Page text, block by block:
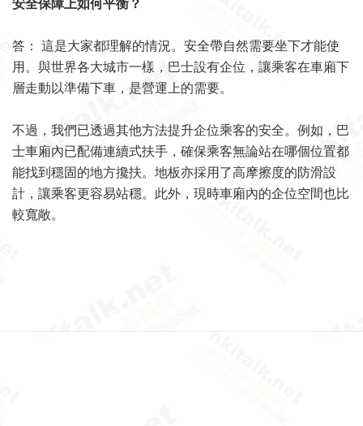
安全保障上如何平衡？
答： 這是大家都理解的情況。安全帶自然需要坐下才能使
用。與世界各大城市一樣，巴士設有企位，讓乘客在車廂下
層走動以準備下車，是營運上的需要。
不過，我們已透過其他方法提升企位乘客的安全。例如，巴
士車廂內已配備連續式扶手，確保乘客無論站在哪個位置都
能找到穩固的地方攙扶。地板亦採用了高摩擦度的防滑設
計，讓乘客更容易站穩。此外，現時車廂內的企位空間也比
較寬敞。